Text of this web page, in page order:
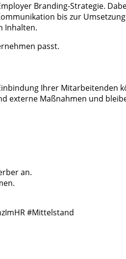
Branding-Strategie.
bis zur
Inhalten.
passt.
Ihrer Mitarbeitenden
externe Maßnahmen und
an.
#Mittelstand